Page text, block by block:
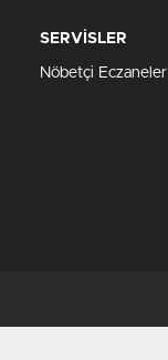
SERVİSLER
Nöbetçi Eczaneler